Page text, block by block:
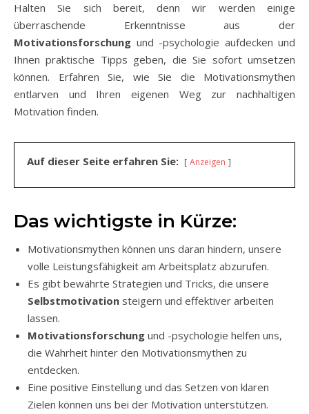
Halten Sie sich bereit, denn wir werden einige
überraschende Erkenntnisse aus der
Motivationsforschung und -psychologie aufdecken und
Ihnen praktische Tipps geben, die Sie sofort umsetzen
können. Erfahren Sie, wie Sie die Motivationsmythen
entlarven und Ihren eigenen Weg zur nachhaltigen
Motivation finden.
Auf dieser Seite erfahren Sie: Anzeigen
Das wichtigste in Kürze:
Motivationsmythen können uns daran hindern, unsere
volle Leistungsfähigkeit am Arbeitsplatz abzurufen.
Es gibt bewährte Strategien und Tricks, die unsere
Selbstmotivation steigern und effektiver arbeiten
lassen.
Motivationsforschung und -psychologie helfen uns,
die Wahrheit hinter den Motivationsmythen zu
entdecken.
Eine positive Einstellung und das Setzen von klaren
Zielen können uns bei der Motivation unterstützen.